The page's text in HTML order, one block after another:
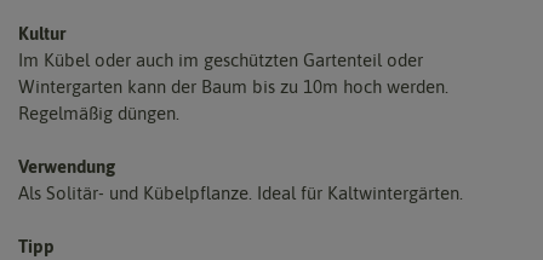
Kultur
Im Kübel oder auch im geschützten Gartenteil oder
Wintergarten kann der Baum bis zu 10m hoch werden.
Regelmäßig düngen.
Verwendung
Als Solitär- und Kübelpflanze. Ideal für Kaltwintergärten.
Tipp